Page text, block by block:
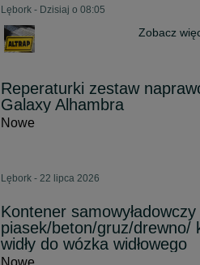
Lębork - Dzisiaj o 08:05
Zobacz
Reperaturki zestaw
Galaxy Alhambra
Nowe
Lębork - 22 lipca 2026
Kontener
piasek/beton/gruz/drewno/
widły do wózka widłowego
Nowe